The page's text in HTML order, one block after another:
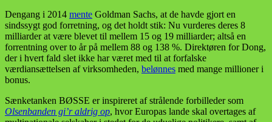
Dengang i 2014 mente Goldman Sachs, at de havde gjort en
sindssygt god forretning, og det holdt stik: Nu vurderes deres 8
milliarder at være blevet til mellem 15 og 19 milliarder; altså en
forrentning over to år på mellem 88 og 138 %. Direktøren for Dong,
der i hvert fald slet ikke har været med til at forfalske
værdiansættelsen af virksomheden, belønnes med mange millioner i
bonus.
Sænketanken BØSSE er inspireret af strålende forbilleder som
Olsenbanden gi’r aldrig op, hvor Europas lande skal overtages af